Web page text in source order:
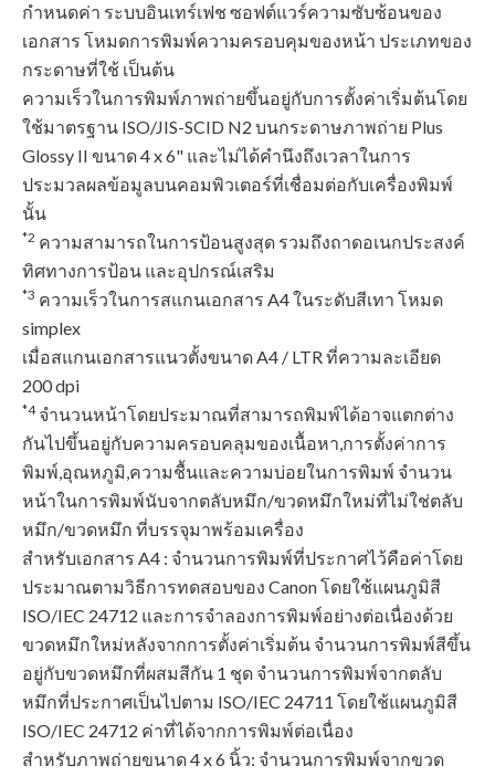
กำหนดค่า ระบบอินเทร์เฟช ซอฟต์แวร์ความซับซ้อนของ
เอกสาร โหมดการพิมพ์ความครอบคุมของหน้า ประเภทของ
กระดาษที่ใช้ เป็นต้น
ความเร็วในการพิมพ์ภาพถ่ายขึ้นอยู่กับการตั้งค่าเริ่มต้นโดย
ใช้มาตรฐาน ISO/JIS-SCID N2 บนกระดาษภาพถ่าย Plus
Glossy II ขนาด 4 x 6" และไม่ได้คํานึงถึงเวลาในการ
ประมวลผลข้อมูลบนคอมพิวเตอร์ที่เชื่อมต่อกับเครื่องพิมพ์
นั้น
*2 ความสามารถในการป้อนสูงสุด รวมถึงถาดอเนกประสงค์
ทิศทางการป้อน และอุปกรณ์เสริม
*3 ความเร็วในการสแกนเอกสาร A4 ในระดับสีเทา โหมด
simplex
เมื่อสแกนเอกสารแนวตั้งขนาด A4 / LTR ที่ความละเอียด
200 dpi
*4จำนวนหน้าโดยประมาณที่สามารถพิมพ์ได้อาจแตกต่าง
กันไปขึ้นอยู่กับความครอบคลุมของเนื้อหา,การตั้งค่าการ
พิมพ์,อุณหภูมิ,ความชื้นและความบ่อยในการพิมพ์ จำนวน
หน้าในการพิมพ์นับจากตลับหมึก/ขวดหมึกใหม่ที่ไม่ใช่ตลับ
หมึก/ขวดหมึก ที่บรรจุมาพร้อมเครื่อง
สําหรับเอกสาร A4 : จำนวนการพิมพ์ที่ประกาศไว้คือค่าโดย
ประมาณตามวิธีการทดสอบของ Canon โดยใช้แผนภูมิสี
ISO/IEC 24712 และการจําลองการพิมพ์อย่างต่อเนื่องด้วย
ขวดหมึกใหม่หลังจากการตั้งค่าเริ่มต้น จำนวนการพิมพ์สีขึ้น
อยู่กับขวดหมึกที่ผสมสีกัน 1 ชุด จำนวนการพิมพ์จากตลับ
หมึกที่ประกาศเป็นไปตาม ISO/IEC 24711 โดยใช้แผนภูมิสี
ISO/IEC 24712 ค่าที่ได้จากการพิมพ์ต่อเนื่อง
สําหรับภาพถ่ายขนาด 4 x 6 นิ้ว: จำนวนการพิมพ์จากขวด